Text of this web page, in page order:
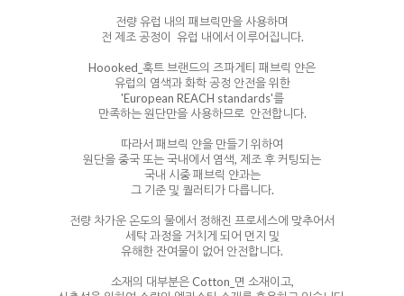
전량 유럽 내의 패브릭만을 사용하며
전 제조 공정이 유럽 내에서 이루어집니다.
Hoooked_훅트 브랜드의 즈파게티 패브릭 얀은
유럽의 염색과 화학 공정 안전을 위한
'European REACH standards'를
만족하는 원단만을 사용하므로 안전합니다.
따라서 패브릭 얀을 만들기 위하여
원단을 중국 또는 국내에서 염색, 제조 후 커팅되는
국내 시중 패브릭 얀과는
그 기준 및 퀄러티가 다릅니다.
전량 차가운 온도의 물에서 정해진 프로세스에 맞추어서
세탁 과정을 거치게 되어 먼지 및
유해한 잔여물이 없어 안전합니다.
소재의 대부분은 Cotton_면 소재이고,